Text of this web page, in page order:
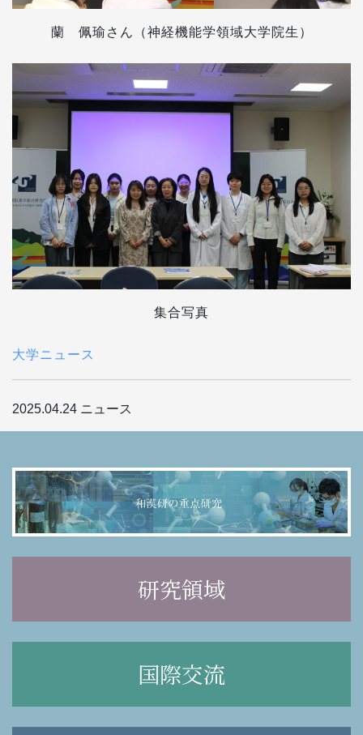
蘭 佩瑜さん（神経機能学領域大学院生）
集合写真
大学ニュース
2025.04.24 ニュース
研究領域
国際交流